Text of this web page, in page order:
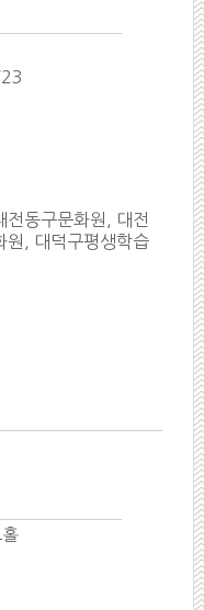
전동구문화원, 대전
원, 대덕구평생학습